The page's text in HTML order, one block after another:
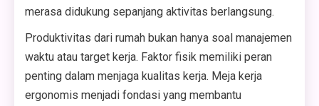
merasa didukung sepanjang aktivitas berlangsung.
Produktivitas dari rumah bukan hanya soal manajemen
waktu atau target kerja. Faktor fisik memiliki peran
penting dalam menjaga kualitas kerja. Meja kerja
ergonomis menjadi fondasi yang membantu